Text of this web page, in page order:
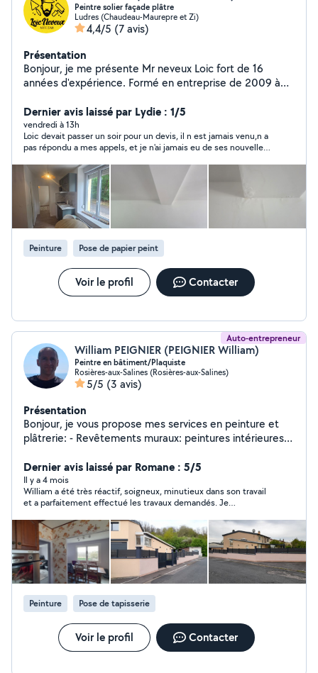
Peintre solier façade plâtre
Ludres (Chaudeau-Maurepre et Zi)
4,4/5 (7 avis)
Présentation
Bonjour, je me présente Mr neveux Loic fort de 16
années d'expérience. Formé en entreprise de 2009 à
rénovation intérieur et extérieur. J'ai une très bonne
connaissance du métier, des produits et de bon
conseils pour vous accompagner dans vos projets. Je
suis rigoureux, passionné. Si vous avez des questions
n'hésitez a me contacter je reste disponible toute la
semaine de 8h a 19h. Cordialement Mr neveux.
Dernier avis laissé par Lydie : 1/5
vendredi à 13h
Loic devait passer un soir pour un devis, il n est jamais venu,n a
pas répondu a mes appels, et je n'ai jamais eu de ses nouvelles,
prévenir aurait été sympa, ca m aurait éviter d attendre pour
rien
Peinture Pose de papier peint
Voir le profil Contacter
Auto-entrepreneur
William PEIGNIER (PEIGNIER William)
Peintre en bâtiment/Plaquiste
Rosières-aux-Salines (Rosières-aux-Salines)
5/5 (3 avis)
Présentation
Bonjour, je vous propose mes services en peinture et
plâtrerie: - Revêtements muraux: peintures intérieures
décoratifs - Revêtements de sol: parquets flottants,
dalles pvc, sols souples - Pose de cloisons, doublage,
faux-plafond, enduits etc... Je peux aussi intervenir sur
des travaux de plomberie et électricité. Devis gratuit..
Dernier avis laissé par Romane : 5/5
Il y a 4 mois
William a été très réactif, soigneux, minutieux dans son travail
et a parfaitement effectué les travaux demandés. Je
Peinture Pose de tapisserie
Voir le profil Contacter